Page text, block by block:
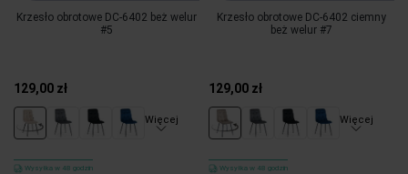
Krzesło obrotowe DC-6402 beż welur
#5
129,00 zł
Więcej
Wysyłka w 48 godzin
Krzesło obrotowe DC-6402 ciemny
beż welur #7
129,00 zł
Więcej
Wysyłka w 48 godzin